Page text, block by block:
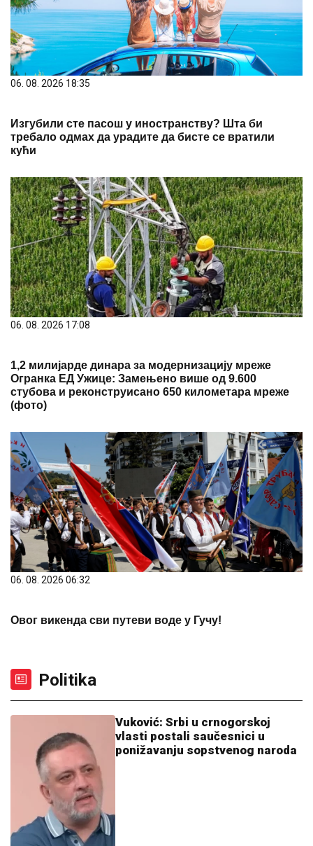
06. 08. 2026 18:35
Изгубили сте пасош у иностранству? Шта би
требало одмах да урадите да бисте се вратили
кући
06. 08. 2026 17:08
1,2 милијарде динара за модернизацију мреже
Огранка ЕД Ужице: Замењено више од 9.600
стубова и реконструисано 650 километара мреже
(фото)
06. 08. 2026 06:32
Овог викенда сви путеви воде у Гучу!
Politika
Vuković: Srbi u crnogorskoj
vlasti postali saučesnici u
ponižavanju sopstvenog naroda